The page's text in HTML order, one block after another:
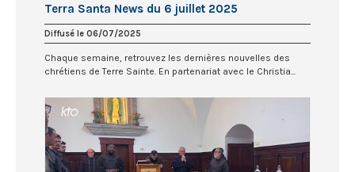
Terra Santa News du 6 juillet 2025
Diffusé le 06/07/2025
Chaque semaine, retrouvez les dernières nouvelles des
chrétiens de Terre Sainte. En partenariat avec le Christia...